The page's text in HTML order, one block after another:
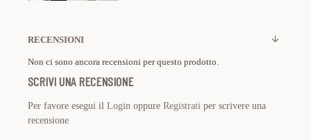
RECENSIONI
Non ci sono ancora recensioni per questo prodotto.
SCRIVI UNA RECENSIONE
Per favore esegui il Login oppure Registrati per scrivere una
recensione